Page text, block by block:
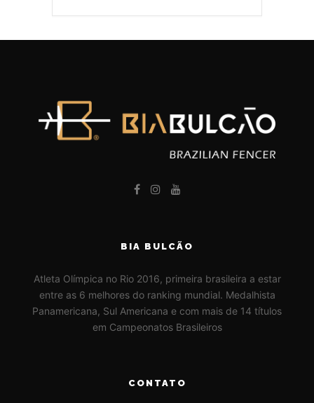
BIA BULCÃO
Atleta Olímpica no Rio 2016, primeira brasileira a estar
entre as 6 melhores do ranking mundial. Medalhista
Panamericana, Sul Americana e com mais de 14 títulos
em Campeonatos Brasileiros
CONTATO